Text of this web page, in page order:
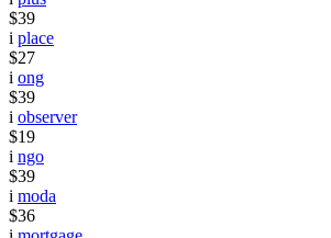
$39
i place
$27
i ong
$39
i observer
$19
i ngo
$39
i moda
$36